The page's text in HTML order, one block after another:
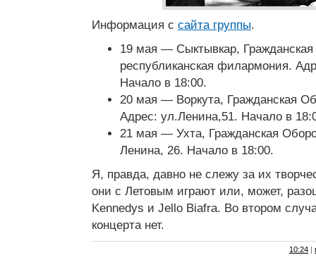
Информация с сайта группы.
19 мая — Сыктывкар,
республиканская филармония.
Начало в 18:00.
20 мая — Воркута, Гражданская
Адрес: ул.Ленина,51. Начало в
21 мая — Ухта, Гражданская
Ленина, 26. Начало в 18:00.
Я, правда, давно не слежу за их
они с Летовым играют или, может,
Kennedys и Jello Biafra. Во втором
концерта нет.
10:24 |